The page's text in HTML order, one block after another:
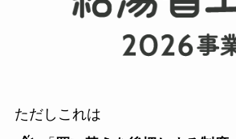
ただしこれは